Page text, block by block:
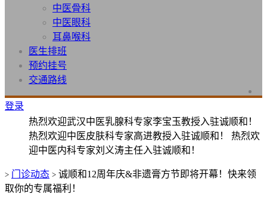
中医骨科
中医眼科
耳鼻喉科
医生排班
预约挂号
交通路线
登录
热烈欢迎武汉中医乳腺科专家李宝玉教授入驻诚顺和！
热烈欢迎中医皮肤科专家高进教授入驻诚顺和！ 热烈欢
迎中医内科专家刘义涛主任入驻诚顺和！
> 门诊动态 > 诚顺和12周年庆&非遗膏方节即将开幕！快来领
取你的专属福利！